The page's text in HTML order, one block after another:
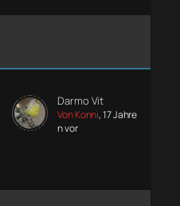
Darmo Vit
Von Konni, 17 Jahre
n vor